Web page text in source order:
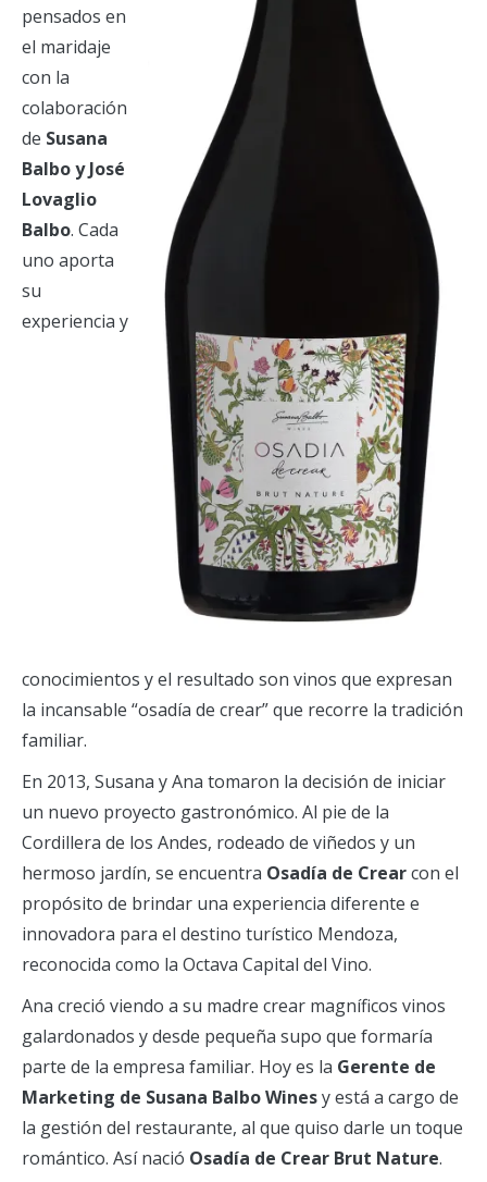
pensados en
el maridaje
con la
colaboración
de Susana
Balbo y José
Lovaglio
Balbo. Cada
uno aporta
su
experiencia y
conocimientos y el resultado son vinos que expresan
la incansable “osadía de crear” que recorre la tradición
familiar.
En 2013, Susana y Ana tomaron la decisión de iniciar
un nuevo proyecto gastronómico. Al pie de la
Cordillera de los Andes, rodeado de viñedos y un
hermoso jardín, se encuentra Osadía de Crearcon el
propósito de brindar una experiencia diferente e
innovadora para el destino turístico Mendoza,
reconocida como la Octava Capital del Vino.
Ana creció viendo a su madre crear magníficos vinos
galardonados y desde pequeña supo que formaría
parte de la empresa familiar. Hoy es la Gerente de
Marketing de Susana Balbo Winesy está a cargo de
la gestión del restaurante, al que quiso darle un toque
romántico. Así nació Osadía de Crear Brut Nature.